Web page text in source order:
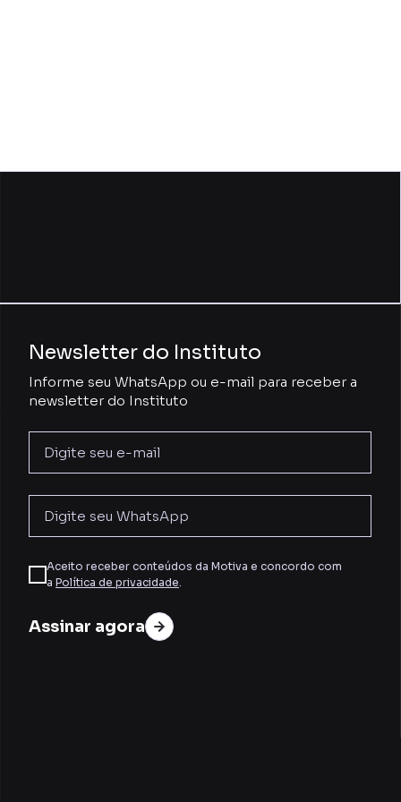
Newsletter do Instituto
Informe seu WhatsApp ou e-mail para receber a
newsletter do Instituto
Aceito receber conteúdos da Motiva e concordo com
a Política de privacidade.
Assinar agora